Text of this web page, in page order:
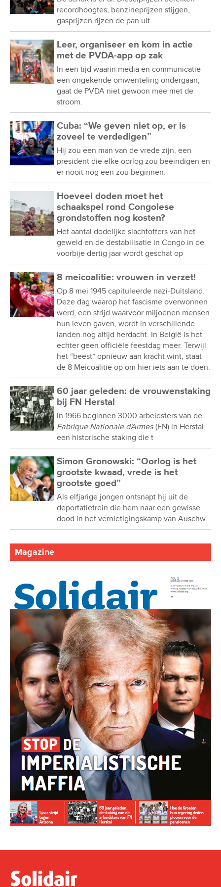
recordhoogtes, benzineprijzen stijgen,
gasprijzen rijzen de pan uit.
Leer, organiseer en kom in actie
met de PVDA-app op zak
In een tijd waarin media en communicatie
een ongekende omwenteling ondergaan,
gaat de PVDA niet gewoon mee met de
stroom.
Cuba: “We geven niet op, er is
zoveel te verdedigen”
Hij zou een man van de vrede zijn, een
president die elke oorlog zou beëindigen en
er nooit nog een zou beginnen.
Hoeveel doden moet het
schaakspel rond Congolese
grondstoffen nog kosten?
Het aantal dodelijke slachtoffers van het
geweld en de destabilisatie in Congo in de
voorbije dertig jaar wordt geschat op
8 meicoalitie: vrouwen in verzet!
Op 8 mei 1945 capituleerde nazi-Duitsland.
Deze dag waarop het fascisme overwonnen
werd, een strijd waarvoor miljoenen mensen
hun leven gaven, wordt in verschillende
landen nog altijd herdacht. In België is het
echter geen officiële feestdag meer. Terwijl
het “beest” opnieuw aan kracht wint, staat
de 8 Meicoalitie op om hier iets aan te doen.
60 jaar geleden: de vrouwenstaking
bij FN Herstal
In 1966 beginnen 3000 arbeidsters van de
Fabrique Nationale d'Armes (FN) in Herstal
een historische staking die t
Simon Gronowski: “Oorlog is het
grootste kwaad, vrede is het
grootste goed”
Als elfjarige jongen ontsnapt hij uit de
deportatietrein die hem naar een gewisse
dood in het vernietigingskamp van Auschw
Magazine